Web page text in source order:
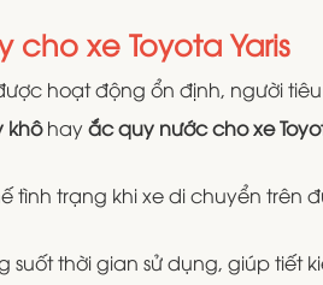
xe Toyota Yaris
hoạt động ổn định, người
khôhayắc quy nướccho xe
tình trạng khi xe di chuyển trên
thời gian sử dụng, giúp tiết